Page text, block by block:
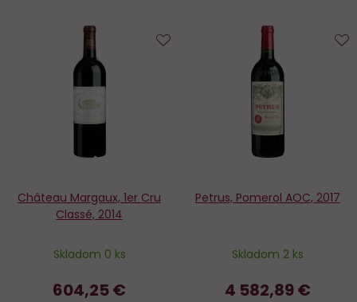
Château Margaux, 1er Cru
Classé, 2014
Skladom 0 ks
604,25 €
Petrus, Pomerol AOC, 2017
Skladom 2 ks
4 582,89 €